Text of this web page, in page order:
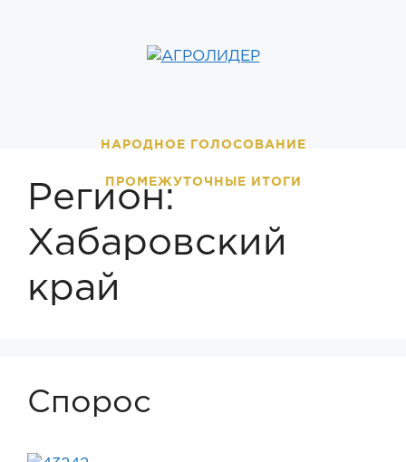
НАРОДНОЕ ГОЛОСОВАНИЕ
ПРОМЕЖУТОЧНЫЕ ИТОГИ
Регион:
Хабаровский
край
Спорос